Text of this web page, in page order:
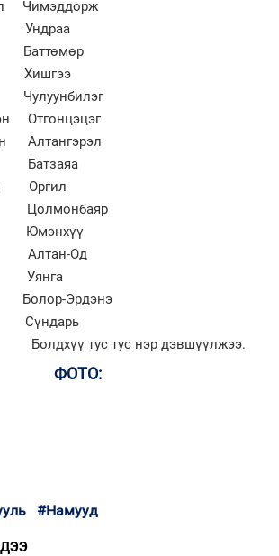
Чимэддорж
Ундраа
Баттөмөр
Отгонцэцэг
Алтангэрэл
Оргил
Юмэнхүү
Од
Эрдэнэ
Сүндарь
тус тус нэр дэвшүүлжээ.
ФОТО:
#Намууд